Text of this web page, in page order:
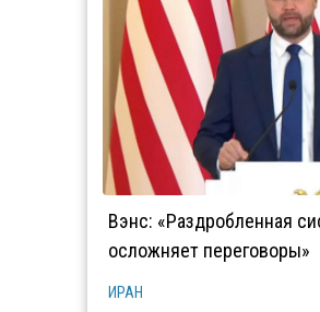
Вэнс: «Раздробленная
осложняет переговоры»
ИРАН